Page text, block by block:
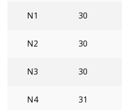
N1 30
N2 30
N3 30
N4 31